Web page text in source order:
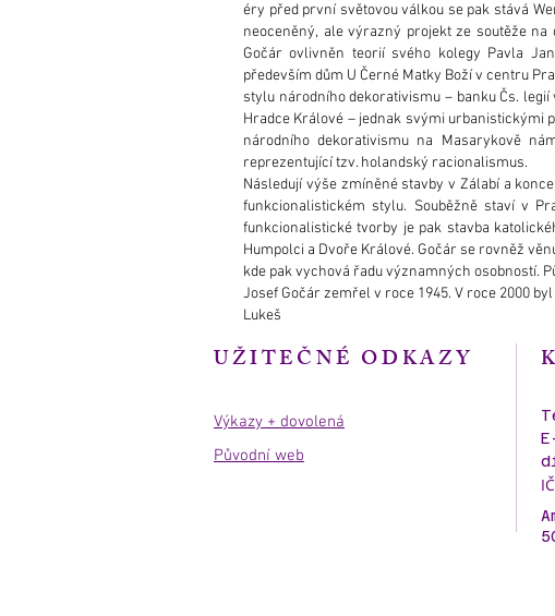
éry před první světovou válkou se pak stává
neoceněný, ale výrazný projekt ze soutěže
Gočár ovlivněn teorií svého kolegy Pavla
především dům U Černé Matky Boží v centru
stylu národního dekorativismu – banku Čs.
Hradce Králové – jednak svými urbanistickými
národního dekorativismu na Masarykově
reprezentující tzv. holandský racionalismus.
Následují výše zmíněné stavby v Zálabí a
funkcionalistickém stylu. Souběžně staví v
funkcionalistické tvorby je pak stavba
Humpolci a Dvoře Králové. Gočár se rovněž
kde pak vychová řadu významných osobností.
Josef Gočár zemřel v roce 1945. V roce 2000
Lukeš
UŽITEČNÉ ODKAZY
Výkazy + dovolená
Původní web